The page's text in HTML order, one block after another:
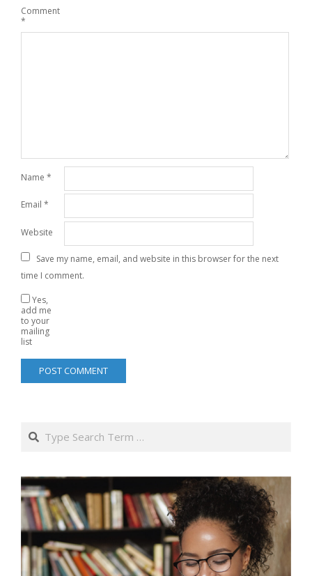
Comment
*
Name *
Email *
Website
Save my name, email, and website in this browser for the next
time I comment.
Yes,
add me
to your
mailing
list
Search